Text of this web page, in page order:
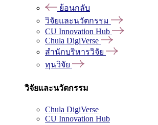
ย้อนกลับ
วิจัยและนวัตกรรม
CU Innovation Hub
Chula DigiVerse
สำนักบริหารวิจัย
ทุนวิจัย
วิจัยและนวัตกรรม
Chula DigiVerse
CU Innovation Hub